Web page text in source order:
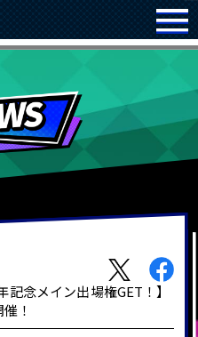
記念メイン出場権GET！】
！